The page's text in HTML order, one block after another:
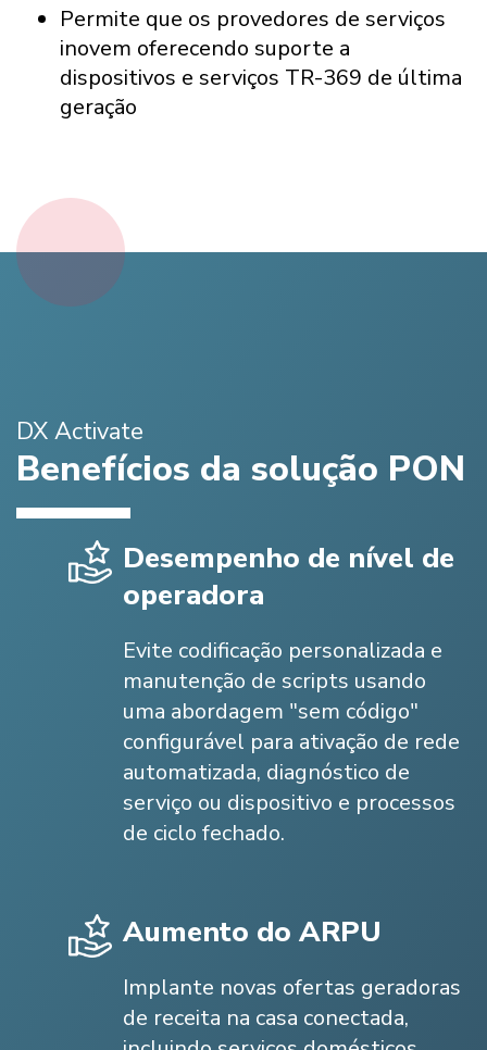
Permite que os provedores de serviços
inovem oferecendo suporte a
dispositivos e serviços TR-369 de última
geração
DX Activate
Benefícios da solução PON
Desempenho de nível de
operadora
Evite codificação personalizada e
manutenção de scripts usando
uma abordagem "sem código"
configurável para ativação de rede
automatizada, diagnóstico de
serviço ou dispositivo e processos
de ciclo fechado.
Aumento do ARPU
Implante novas ofertas geradoras
de receita na casa conectada,